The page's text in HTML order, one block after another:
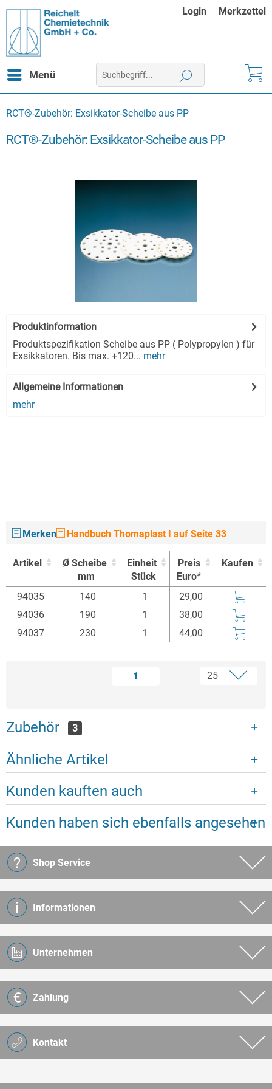
Login Merkzettel
Menü
RCT®-Zubehör: Exsikkator-Scheibe aus PP
RCT®-Zubehör: Exsikkator-Scheibe aus PP
Produktinformation
Produktspezifikation Scheibe aus PP ( Polypropylen ) für
Exsikkatoren. Bis max. +120... mehr
Allgemeine Informationen
mehr
Merken Handbuch Thomaplast I auf Seite 33
Artikel
Ø Scheibe
mm
Einheit
Stück
Preis
Euro*
Kaufen
Artikel
Ø Scheibe
Einheit
Preis
Kaufen
94035 140 1
29,00
94036
190 1
38,00
94037
230 1 44,00
1
Zubehör 3
Ähnliche Artikel
Kunden kauften auch
Kunden haben sich ebenfalls angesehen
Kontakt
Shop Service
Informationen
Unternehmen
Zahlung